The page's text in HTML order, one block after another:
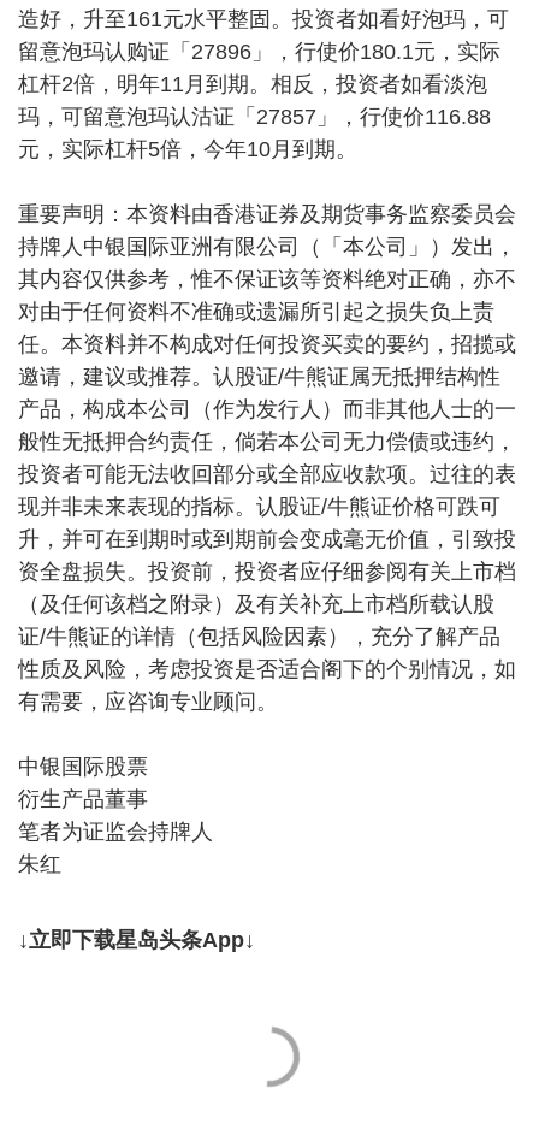
造好，升至161元水平整固。投资者如看好泡玛，可
留意泡玛认购证「27896」，行使价180.1元，实际
杠杆2倍，明年11月到期。相反，投资者如看淡泡
玛，可留意泡玛认沽证「27857」，行使价116.88
元，实际杠杆5倍，今年10月到期。
重要声明：本资料由香港证券及期货事务监察委员会
持牌人中银国际亚洲有限公司（「本公司」）发出，
其内容仅供参考，惟不保证该等资料绝对正确，亦不
对由于任何资料不准确或遗漏所引起之损失负上责
任。本资料并不构成对任何投资买卖的要约，招揽或
邀请，建议或推荐。认股证/牛熊证属无抵押结构性
产品，构成本公司（作为发行人）而非其他人士的一
般性无抵押合约责任，倘若本公司无力偿债或违约，
投资者可能无法收回部分或全部应收款项。过往的表
现并非未来表现的指标。认股证/牛熊证价格可跌可
升，并可在到期时或到期前会变成毫无价值，引致投
资全盘损失。投资前，投资者应仔细参阅有关上市档
（及任何该档之附录）及有关补充上市档所载认股
证/牛熊证的详情（包括风险因素），充分了解产品
性质及风险，考虑投资是否适合阁下的个别情况，如
有需要，应咨询专业顾问。
中银国际股票
衍生产品董事
笔者为证监会持牌人
朱红
↓立即下载星岛头条App↓